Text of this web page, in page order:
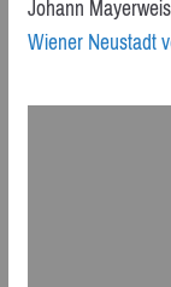
Johann
Wiener Neustadt